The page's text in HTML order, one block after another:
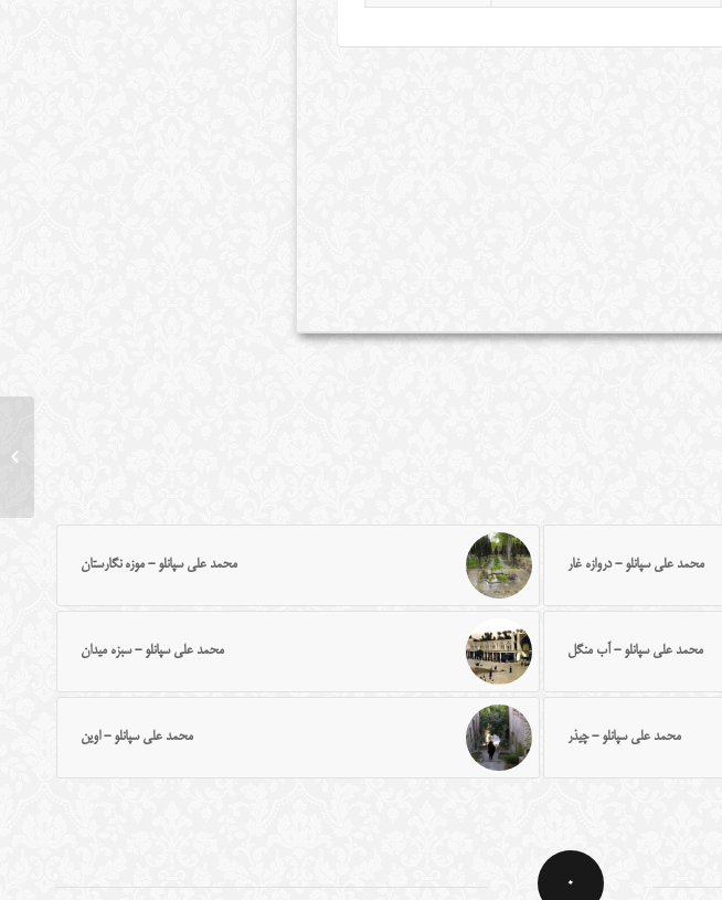
محمد علی سپانلو - موزه نگارستان محمد علی سپانلو - دروازه غار
محمد علی سپانلو - سبزه میدان محمد علی سپانلو - آب منگل
محمد علی سپانلو - اوین محمد علی سپانلو - چیذر
0
محمد